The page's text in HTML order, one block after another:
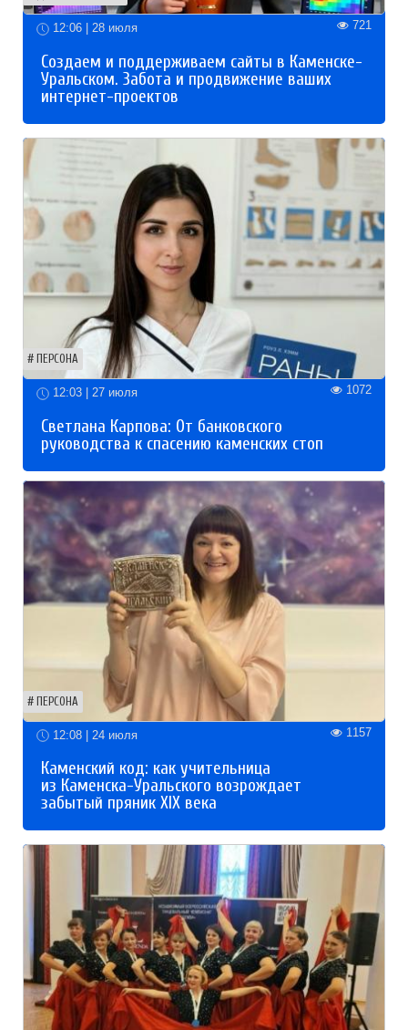
12:06 | 28 июля 721
Создаем и поддерживаем сайты в Каменске-
Уральском. Забота и продвижение ваших
интернет-проектов
ПЕРСОНА
12:03 | 27 июля 1072
Светлана Карпова: От банковского
руководства к спасению каменских стоп
ПЕРСОНА
12:08 | 24 июля 1157
Каменский код: как учительница
из Каменска-Уральского возрождает
забытый пряник XIX века